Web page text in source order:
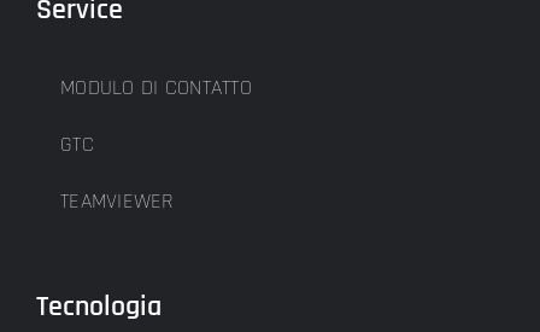
Service
MODULO DI CONTATTO
GTC
TEAMVIEWER
Tecnologia